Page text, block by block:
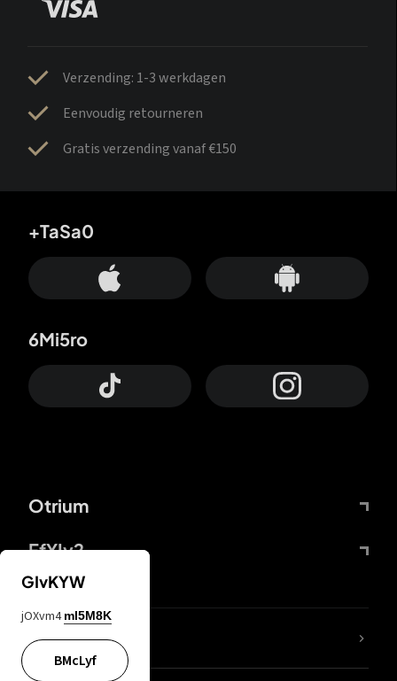
Verzending: 1-3 werkdagen
Eenvoudig retourneren
Gratis verzending vanaf €150
Otrium
FfYIy2
+TaSa0
6Mi5ro
KIjvtr
GIvKYW
jOXvm4 mI5M8K
BMcLyf